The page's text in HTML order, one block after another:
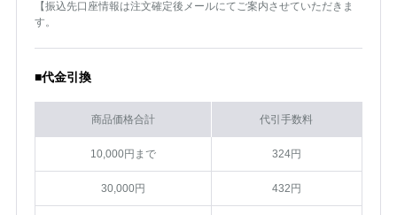
【振込先口座情報は注文確定後メールにてご案内させていただきま
す。
■代金引換
商品価格合計 代引手数料
10,000円まで 324円
30,000円 432円